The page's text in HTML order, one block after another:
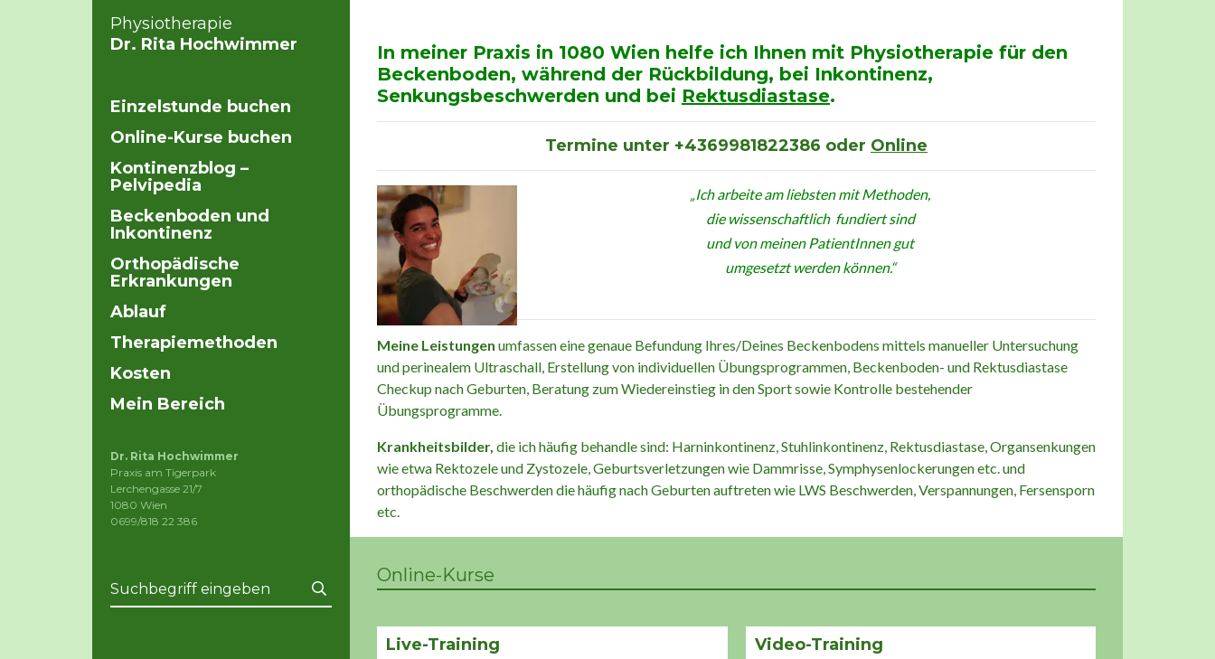
Physiotherapie
Dr. Rita Hochwimmer
Einzelstunde buchen
Online-Kurse buchen
Kontinenzblog –
Pelvipedia
Beckenboden und
Inkontinenz
Orthopädische
Erkrankungen
Ablauf
Therapiemethoden
Kosten
Mein Bereich
Dr. Rita Hochwimmer
Praxis am Tigerpark
Lerchengasse 21/7
1080 Wien
0699/818 22 386
In meiner Praxis in 1080 Wien helfe ich Ihnen mit Physiotherapie für den
Beckenboden, während der Rückbildung, bei Inkontinenz,
Senkungsbeschwerden und bei Rektusdiastase.
Termine unter +4369981822386 oder Online
„Ich arbeite am liebstenmit Methoden,
die wissenschaftlich fundiert sind
und von meinen PatientInnen gut
umgesetzt werden können.“
Meine Leistungen umfassen eine genaue Befundung Ihres/Deines Beckenbodens mittels manueller Untersuchung
und perinealem Ultraschall, Erstellung von individuellen Übungsprogrammen, Beckenboden- und Rektusdiastase
Checkup nach Geburten, Beratung zum Wiedereinstieg in den Sport sowie Kontrolle bestehender
Übungsprogramme.
Krankheitsbilder, die ich häufig behandle sind: Harninkontinenz, Stuhlinkontinenz, Rektusdiastase, Organsenkungen
wie etwa Rektozele und Zystozele, Geburtsverletzungen wie Dammrisse, Symphysenlockerungen etc. und
orthopädische Beschwerden die häufig nach Geburten auftreten wie LWS Beschwerden, Verspannungen, Fersensporn
etc.
Online-Kurse
Live-Training Video-Training